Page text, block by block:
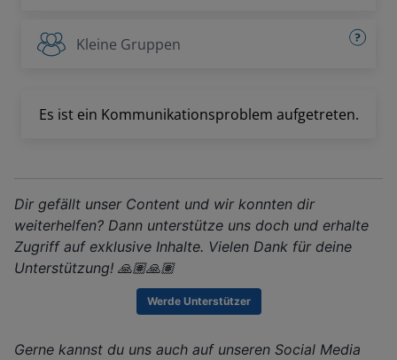
Dir gefällt unser Content und wir konnten dir
weiterhelfen? Dann unterstütze uns doch und erhalte
Zugriff auf exklusive Inhalte. Vielen Dank für deine
Unterstützung! 🙏🏽🙏🏽
Werde Unterstützer
Gerne kannst du uns auch auf unseren Social Media